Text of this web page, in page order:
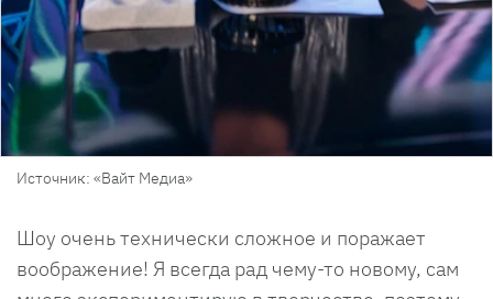
Источник: «Вайт Медиа»
Шоу очень технически сложное и поражает
воображение! Я всегда рад чему-то новому, сам